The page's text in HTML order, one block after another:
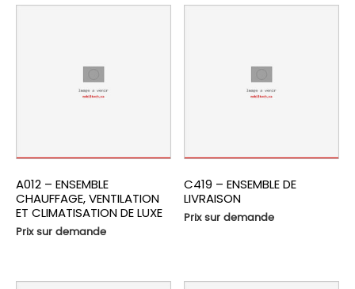
A012 – ENSEMBLE
CHAUFFAGE, VENTILATION
ET CLIMATISATION DE LUXE
Prix sur demande
C419 – ENSEMBLE DE
LIVRAISON
Prix sur demande